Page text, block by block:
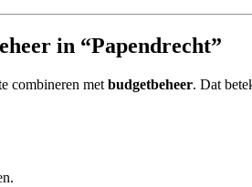
in “Papendrecht”
combineren met budgetbeheer. Dat